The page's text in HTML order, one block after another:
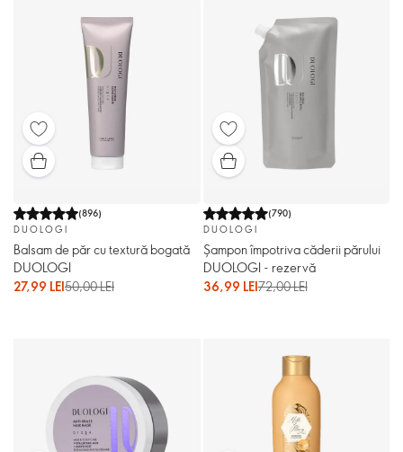
(896)
DUOLOGI
Balsam de păr cu textură bogată
DUOLOGI
27,99 LEI50,00 LEI
(790)
DUOLOGI
Șampon împotriva căderii părului
DUOLOGI - rezervă
36,99 LEI72,00 LEI